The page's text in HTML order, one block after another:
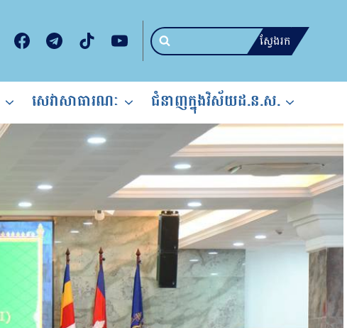
ស្វែងរក
សេវាសាធារណៈ ជំនាញក្នុងវិស័យដ.ន.ស.